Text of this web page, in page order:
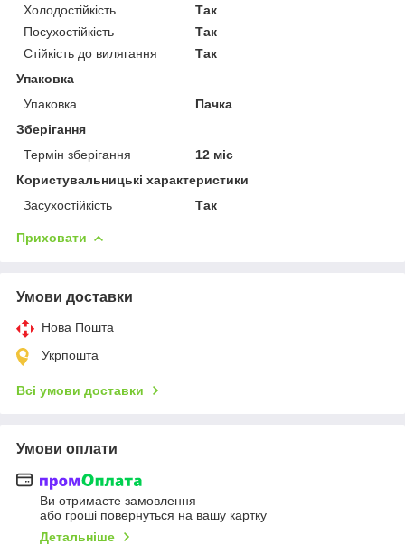
Холодостійкість
Так
Посухостійкість
Так
Стійкість до вилягання
Так
Упаковка
Упаковка
Пачка
Зберігання
Термін зберігання
12 міс
Користувальницькі характеристики
Засухостійкість
Так
Приховати
Умови доставки
Нова Пошта
Укрпошта
Всі умови доставки
Умови оплати
Ви отримаєте замовлення
або гроші повернуться на вашу картку
Детальніше